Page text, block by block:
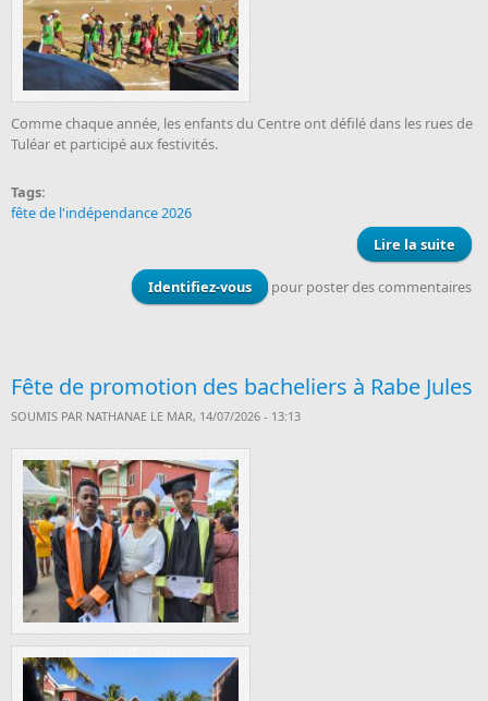
Comme chaque année, les enfants du Centre ont défilé dans les rues de
Tuléar et participé aux festivités.
Tags:
fête de l'indépendance 2026
Lire la suite
Identifiez-vous
pour poster des commentaires
Fête de promotion des bacheliers à Rabe Jules
SOUMIS PAR NATHANAE LE MAR, 14/07/2026 - 13:13